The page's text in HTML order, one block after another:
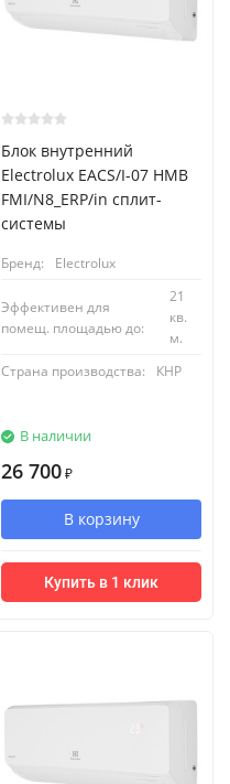
Блок внутренний
Electrolux EACS/I-07 HMB
FMI/N8_ERP/in сплит-
системы
Бренд: Electrolux
Эффективен для
помещ. площадью до:
21
кв.
м.
Страна производства:
КНР
В наличии
26 700 ₽
В корзину
Купить в 1 клик